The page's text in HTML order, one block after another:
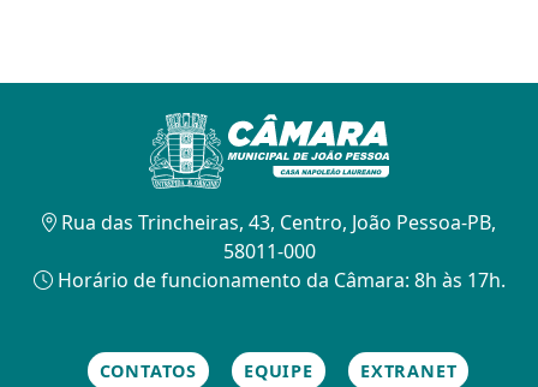
Rua das Trincheiras, 43, Centro, João Pessoa-PB,
58011-000
Horário de funcionamento da Câmara: 8h às 17h.
CONTATOS EQUIPE EXTRANET